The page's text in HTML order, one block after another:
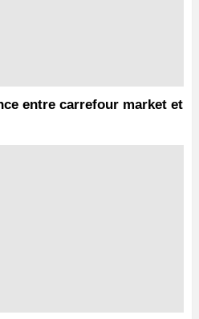
entre carrefour market et